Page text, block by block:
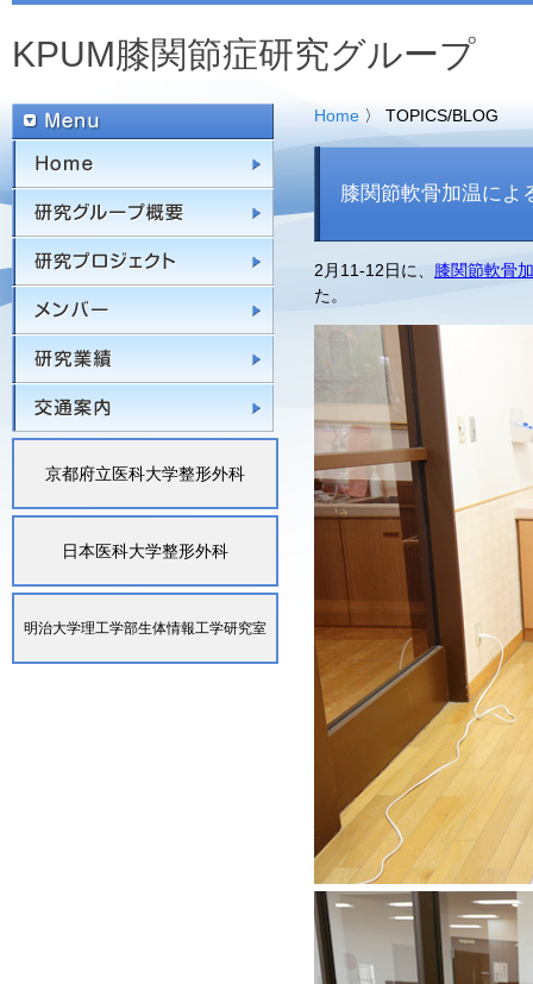
KPUM膝関節症研究グループ
Home
研究グループ概要
メンバー
京都府立医科大学整形外科
日本医科大学整形外科
明治大学理工学部生体情報工学研究室
Home 〉 TOPICS/BLOG
膝関節軟骨加温によ
2月11-12日に、 膝関節軟骨
た。